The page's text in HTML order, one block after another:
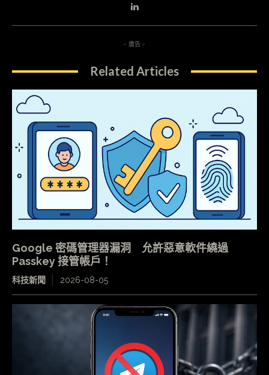
- 廣告 -
Related Articles
Google 密碼管理器漏洞 允許惡意軟件繞過
Passkey 接管帳戶！
科技新聞 2026-08-05